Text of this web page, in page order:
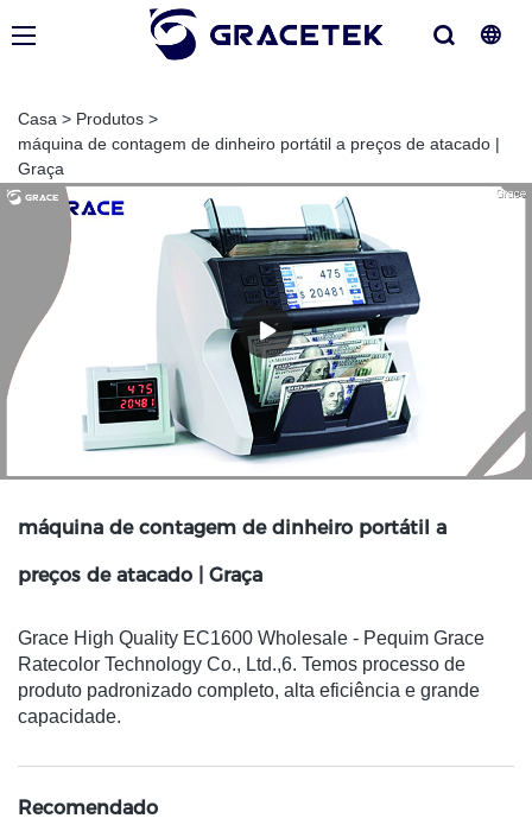
Casa > Produtos >
máquina de contagem de dinheiro portátil a preços de atacado |
Graça
máquina de contagem de dinheiro portátil a
preços de atacado | Graça
Grace High Quality EC1600 Wholesale - Pequim Grace
Ratecolor Technology Co., Ltd.,6. Temos processo de
produto padronizado completo, alta eficiência e grande
capacidade.
Recomendado